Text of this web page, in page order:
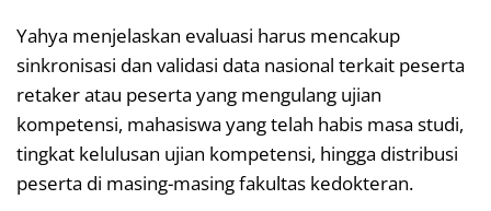
Yahya menjelaskan evaluasi harus mencakup
sinkronisasi dan validasi data nasional terkait peserta
retaker atau peserta yang mengulang ujian
kompetensi, mahasiswa yang telah habis masa studi,
tingkat kelulusan ujian kompetensi, hingga distribusi
peserta di masing-masing fakultas kedokteran.